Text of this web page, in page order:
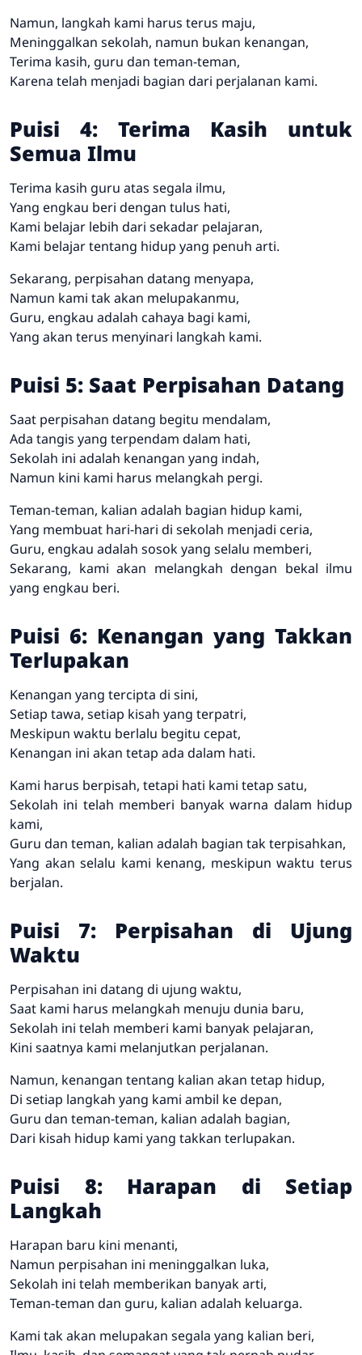
Namun, langkah kami harus terus maju,
Meninggalkan sekolah, namun bukan kenangan,
Terima kasih, guru dan teman-teman,
Karena telah menjadi bagian dari perjalanan kami.
Puisi 4: Terima Kasih untuk
Semua Ilmu
Terima kasih guru atas segala ilmu,
Yang engkau beri dengan tulus hati,
Kami belajar lebih dari sekadar pelajaran,
Kami belajar tentang hidup yang penuh arti.
Sekarang, perpisahan datang menyapa,
Namun kami tak akan melupakanmu,
Guru, engkau adalah cahaya bagi kami,
Yang akan terus menyinari langkah kami.
Puisi 5: Saat Perpisahan Datang
Saat perpisahan datang begitu mendalam,
Ada tangis yang terpendam dalam hati,
Sekolah ini adalah kenangan yang indah,
Namun kini kami harus melangkah pergi.
Teman-teman, kalian adalah bagian hidup kami,
Yang membuat hari-hari di sekolah menjadi ceria,
Guru, engkau adalah sosok yang selalu memberi,
Sekarang, kami akan melangkah dengan bekal ilmu
yang engkau beri.
Puisi 6: Kenangan yang Takkan
Terlupakan
Kenangan yang tercipta di sini,
Setiap tawa, setiap kisah yang terpatri,
Meskipun waktu berlalu begitu cepat,
Kenangan ini akan tetap ada dalam hati.
Kami harus berpisah, tetapi hati kami tetap satu,
Sekolah ini telah memberi banyak warna dalam hidup
kami,
Guru dan teman, kalian adalah bagian tak terpisahkan,
Yang akan selalu kami kenang, meskipun waktu terus
berjalan.
Puisi 7: Perpisahan di Ujung
Waktu
Perpisahan ini datang di ujung waktu,
Saat kami harus melangkah menuju dunia baru,
Sekolah ini telah memberi kami banyak pelajaran,
Kini saatnya kami melanjutkan perjalanan.
Namun, kenangan tentang kalian akan tetap hidup,
Di setiap langkah yang kami ambil ke depan,
Guru dan teman-teman, kalian adalah bagian,
Dari kisah hidup kami yang takkan terlupakan.
Puisi 8: Harapan di Setiap
Langkah
Harapan baru kini menanti,
Namun perpisahan ini meninggalkan luka,
Sekolah ini telah memberikan banyak arti,
Teman-teman dan guru, kalian adalah keluarga.
Kami tak akan melupakan segala yang kalian beri,